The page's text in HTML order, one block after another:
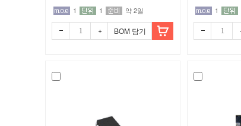
빼기 더하 빼기
1 1 약 2일
BOM 담기
1